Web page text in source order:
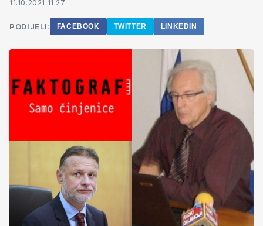
11.10.2021 11:27
PODIJELI: FACEBOOK TWITTER LINKEDIN